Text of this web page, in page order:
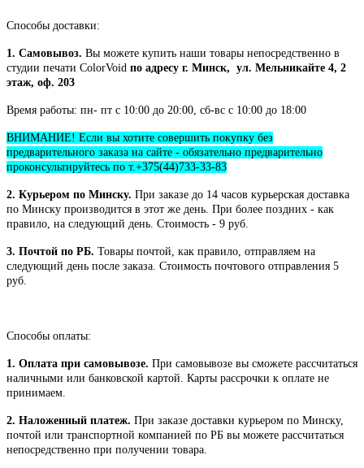
Способы доставки:
1. Самовывоз. Вы можете купить наши товары непосредственно в
студии печати ColorVoid по адресу г. Минск, ул. Мельникайте 4, 2
этаж, оф. 203
Время работы: пн- пт с 10:00 до 20:00, сб-вс с 10:00 до 18:00
ВНИМАНИЕ! Если вы хотите совершить покупку без
предварительного заказа на сайте - обязательно предварительно
проконсультируйтесь по т.+375(44)733-33-83
2. Курьером по Минску. При заказе до 14 часов курьерская доставка
по Минску производится в этот же день. При более поздних - как
правило, на следующий день. Стоимость - 9 руб.
3. Почтой по РБ. Товары почтой, как правило, отправляем на
следующий день после заказа. Стоимость почтового отправления 5
руб.
Способы оплаты:
1. Оплата при самовывозе. При самовывозе вы сможете рассчитаться
наличными или банковской картой. Карты рассрочки к оплате не
принимаем.
2. Наложенный платеж. При заказе доставки курьером по Минску,
почтой или транспортной компанией по РБ вы можете рассчитаться
непосредственно при получении товара.